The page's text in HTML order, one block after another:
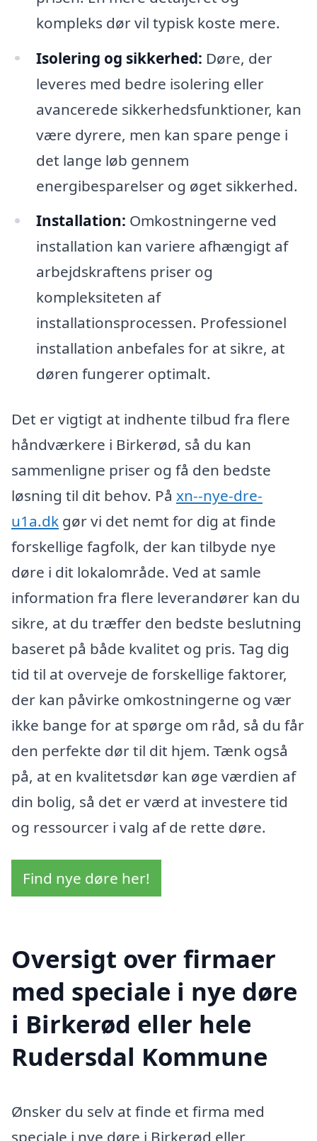
kompleks dør vil typisk koste mere.
Isolering og sikkerhed: Døre, der
leveres med bedre isolering eller
avancerede sikkerhedsfunktioner, kan
være dyrere, men kan spare penge i
det lange løb gennem
energibesparelser og øget sikkerhed.
Installation: Omkostningerne ved
installation kan variere afhængigt af
arbejdskraftens priser og
kompleksiteten af
installationsprocessen. Professionel
installation anbefales for at sikre, at
døren fungerer optimalt.
Det er vigtigt at indhente tilbud fra flere
håndværkere i Birkerød, så du kan
sammenligne priser og få den bedste
løsning til dit behov. På xn--nye-dre-
u1a.dk gør vi det nemt for dig at finde
forskellige fagfolk, der kan tilbyde nye
døre i dit lokalområde. Ved at samle
information fra flere leverandører kan du
sikre, at du træffer den bedste beslutning
baseret på både kvalitet og pris. Tag dig
tid til at overveje de forskellige faktorer,
der kan påvirke omkostningerne og vær
ikke bange for at spørge om råd, så du får
den perfekte dør til dit hjem. Tænk også
på, at en kvalitetsdør kan øge værdien af
din bolig, så det er værd at investere tid
og ressourcer i valg af de rette døre.
Find nye døre her!
Oversigt over firmaer
med speciale i nye døre
i Birkerød eller hele
Rudersdal Kommune
Ønsker du selv at finde et firma med